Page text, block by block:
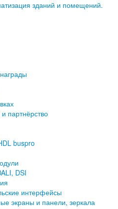
зданий и помещений.
партнёрство
buspro
DSI
интерфейсы
экраны и панели, зеркала